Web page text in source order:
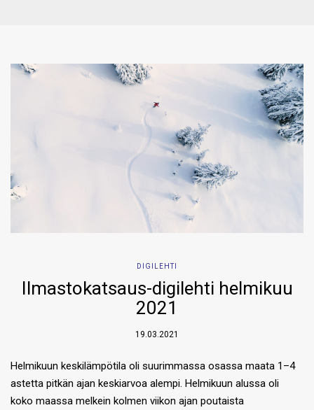
DIGILEHTI
Ilmastokatsaus-digilehti helmikuu
2021
19.03.2021
Helmikuun keskilämpötila oli suurimmassa osassa maata 1–4
astetta pitkän ajan keskiarvoa alempi. Helmikuun alussa oli
koko maassa melkein kolmen viikon ajan poutaista